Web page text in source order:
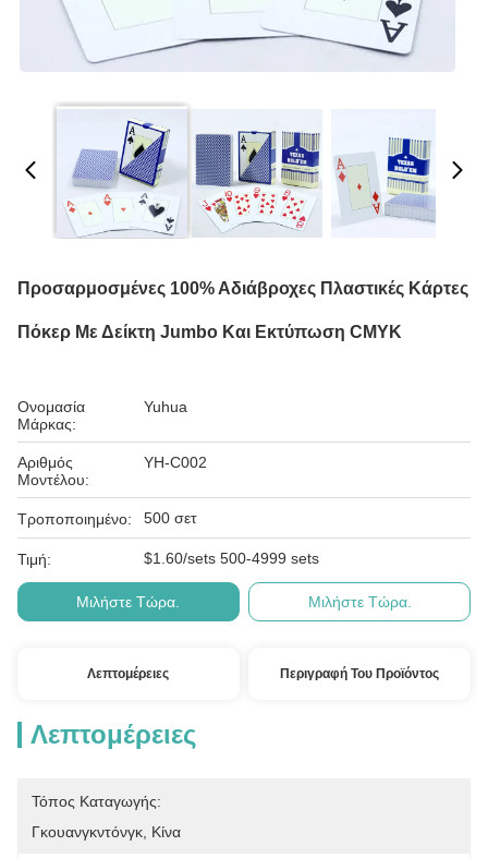
Προσαρμοσμένες 100% Αδιάβροχες Πλαστικές Κάρτες
Πόκερ Με Δείκτη Jumbo Και Εκτύπωση CMYK
Ονομασία
Μάρκας:
Yuhua
Αριθμός
Μοντέλου:
ΥH-C002
Τροποποιημένο: 500 σετ
Τιμή: $1.60/sets 500-4999 sets
Μιλήστε Τώρα. Μιλήστε Τώρα.
Λεπτομέρειες Περιγραφή Του Προϊόντος
Λεπτομέρειες
Τόπος Καταγωγής:
Γκουανγκντόνγκ, Κίνα